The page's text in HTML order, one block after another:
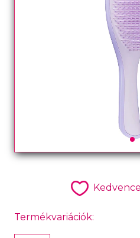
Termékvariációk: